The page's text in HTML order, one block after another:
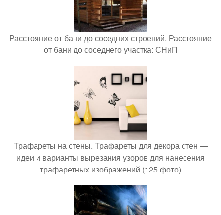
Расстояние от бани до соседних строений. Расстояние
от бани до соседнего участка: СНиП
Трафареты на стены. Трафареты для декора стен —
идеи и варианты вырезания узоров для нанесения
трафаретных изображений (125 фото)